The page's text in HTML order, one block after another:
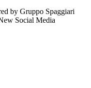
by Gruppo Spaggiari
Social Media